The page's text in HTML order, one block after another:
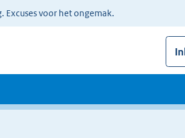
voor het ongemak.